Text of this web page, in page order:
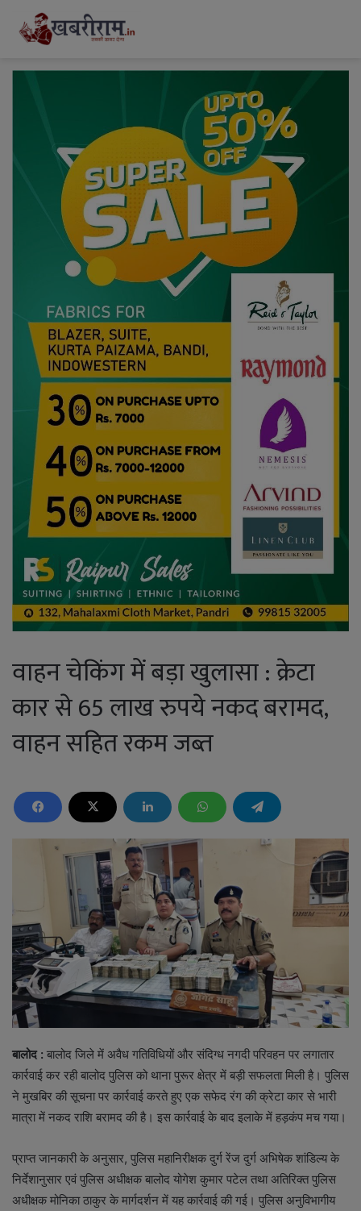
वाहन चेकिंग में बड़ा खुलासा : क्रेटा
कार से 65 लाख रुपये नकद बरामद,
वाहन सहित रकम जब्त
बालोद: बालोद जिले में अवैध गतिविधियों और संदिग्ध नगदी परिवहन पर लगातार
कार्रवाई कर रही बालोद पुलिस को थाना पुरूर क्षेत्र में बड़ी सफलता मिली है। पुलिस
ने मुखबिर की सूचना पर कार्रवाई करते हुए एक सफेद रंग की क्रेटा कार से भारी
मात्रा में नकद राशि बरामद की है। इस कार्रवाई के बाद इलाके में हड़कंप मच गया।
प्राप्त जानकारी के अनुसार, पुलिस महानिरीक्षक दुर्ग रेंज दुर्ग अभिषेक शांडिल्य के
निर्देशानुसार एवं पुलिस अधीक्षक बालोद योगेश कुमार पटेल तथा अतिरिक्त पुलिस
अधीक्षक मोनिका ठाकुर के मार्गदर्शन में यह कार्रवाई की गई। पुलिस अनुविभागीय